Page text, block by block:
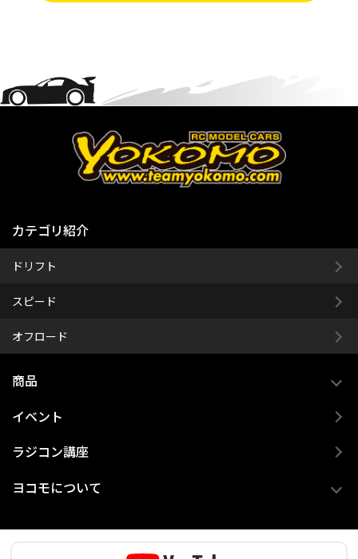
カテゴリ紹介
ドリフト
スピード
オフロード
商品
イベント
ラジコン講座
ヨコモについて